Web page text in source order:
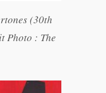
(30th
Photo : The